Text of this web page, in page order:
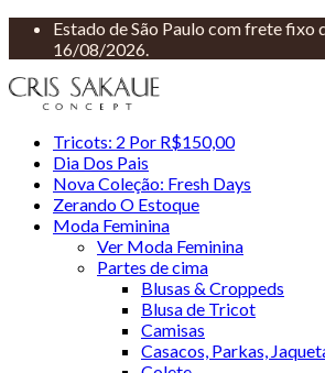
Estado de São Paulo com frete fixo
16/08/2026.
Tricots: 2 Por R$150,00
Dia Dos Pais
Nova Coleção: Fresh Days
Zerando O Estoque
Moda Feminina
Ver Moda Feminina
Partes de cima
Blusas & Croppeds
Blusa de Tricot
Camisas
Casacos, Parkas,